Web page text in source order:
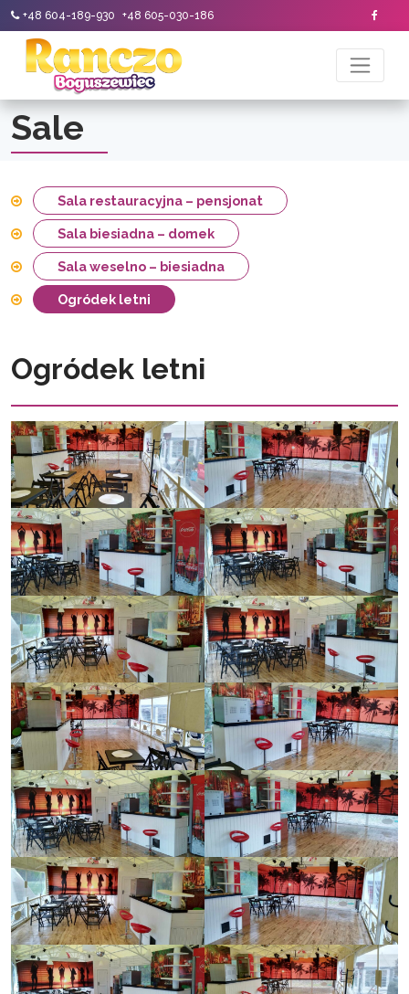
+48 604-189-930 +48 605-030-186
Sale
Sala restauracyjna – pensjonat
Sala biesiadna – domek
Sala weselno – biesiadna
Ogródek letni
Ogródek letni